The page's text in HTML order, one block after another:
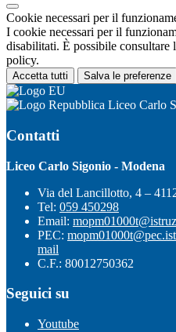
Cookie necessari per il
I cookie necessari per il
disabilitati. È possibile consultare
policy.
Accetta tutti Salva le preferenze
Liceo Carlo
Contatti
Liceo Carlo Sigonio - Modena
Via del Lancillotto, 4 –
Tel: 059 450298
Email:
PEC:
mail
C.F.: 80012750362
Seguici su
Youtube